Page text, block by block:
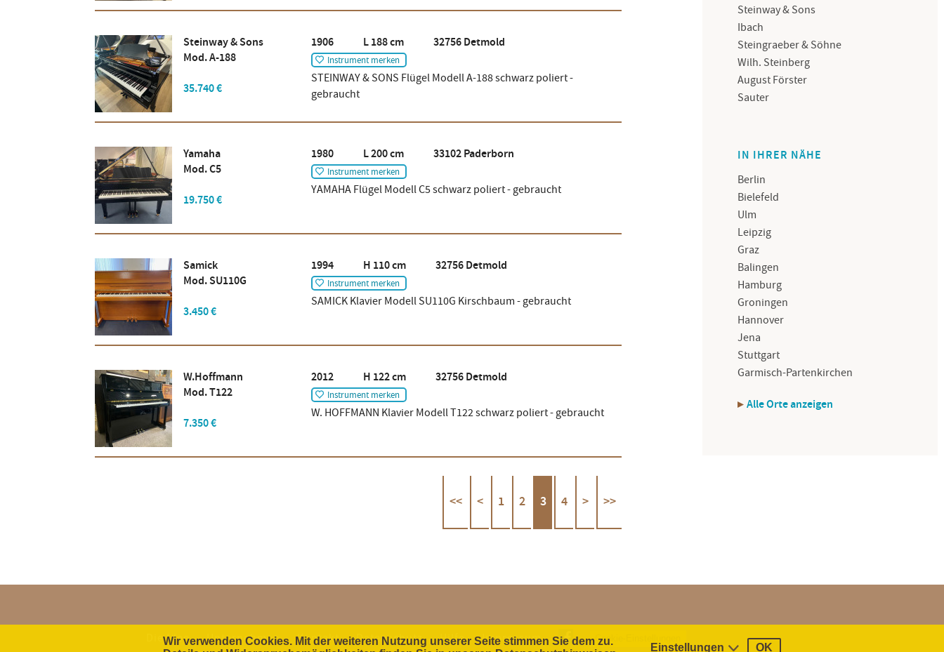
Steinway & Sons
Mod. A-188
35.740 €
1906 L 188 cm 32756 Detmold
Instrument merken
STEINWAY & SONS Flügel Modell A-188 schwarz poliert -
gebraucht
Yamaha
Mod. C5
19.750 €
1980 L 200 cm 33102 Paderborn
Instrument merken
YAMAHA Flügel Modell C5 schwarz poliert - gebraucht
Samick
Mod. SU110G
3.450 €
1994 H 110 cm 32756 Detmold
Instrument merken
SAMICK Klavier Modell SU110G Kirschbaum - gebraucht
W.Hoffmann
Mod. T122
7.350 €
2012 H 122 cm 32756 Detmold
Instrument merken
W. HOFFMANN Klavier Modell T122 schwarz poliert - gebraucht
<< < 1 2 3 4 > >>
Steinway & Sons
Ibach
Steingraeber & Söhne
Wilh. Steinberg
August Förster
Sauter
IN IHRER NÄHE
Berlin
Bielefeld
Ulm
Leipzig
Graz
Balingen
Hamburg
Groningen
Hannover
Jena
Stuttgart
Garmisch-Partenkirchen
Alle Orte anzeigen
Die Idee Unternehmen Kontakt Datenschutz Hilfe Impressum Cookie-Einstellungen
Wir verwenden Cookies. Mit der weiteren Nutzung unserer Seite stimmen Sie dem zu.
Einstellungen OK